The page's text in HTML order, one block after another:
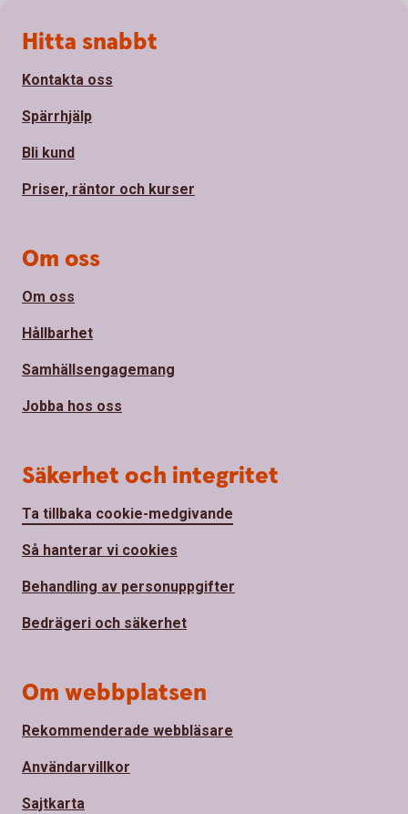
Sidfot
Hitta snabbt
Kontakta oss
Spärrhjälp
Bli kund
Priser, räntor och kurser
Om oss
Om oss
Hållbarhet
Samhällsengagemang
Jobba hos oss
Säkerhet och integritet
Ta tillbaka cookie-medgivande
Så hanterar vi cookies
Behandling av personuppgifter
Bedrägeri och säkerhet
Om webbplatsen
Rekommenderade webbläsare
Användarvillkor
Sajtkarta